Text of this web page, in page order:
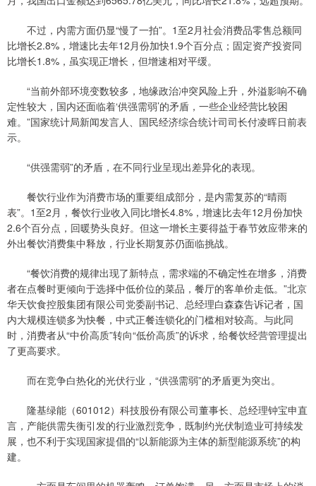
不过，内需方面仍显“慢了一拍”。1至2月社会消费品零售总额同
比增长2.8%，增速比去年12月份加快1.9个百分点；固定资产投资同
比增长1.8%，虽实现正增长，但增速相对平缓。
“当前外部环境变数较多，地缘政治冲突风险上升，外溢影响不确
定性较大，国内还面临着‘供强需弱’的矛盾，一些企业经营比较困
难。”国家统计局新闻发言人、国民经济综合统计司司长付凌晖日前表
示。
“供强需弱”的矛盾，在不同行业呈现出差异化的表现。
餐饮行业作为消费市场的重要组成部分，是内需复苏的“晴雨
表”。1至2月，餐饮行业收入同比增长4.8%，增速比去年12月份加快
2.6个百分点，回暖势头良好。但这一增长主要得益于春节效应带来的
外出餐饮消费集中释放，行业长期复苏仍面临挑战。
“餐饮消费的规律出现了新特点，需求端的不确定性在增多，消费
者在点餐时更倾向于选择中低价位的菜品，餐厅的客单价走低。”北京
华天饮食控股集团有限公司党委副书记、总经理白森森告诉记者，国
内大规模连锁多为快餐，中式正餐连锁化的门槛相对较高。与此同
时，消费者从“中价高质”转向“低价高质”的诉求，给餐饮经营管理提出
了更高要求。
而在竞争白热化的光伏行业，“供强需弱”的矛盾更为突出。
隆基绿能（601012）科技股份有限公司董事长、总经理钟宝申直
言，产能供需失衡引发的行业激烈竞争，既制约光伏制造业可持续发
展，也不利于实现国家提倡的“以新能源为主体的新型能源系统”的构
建。